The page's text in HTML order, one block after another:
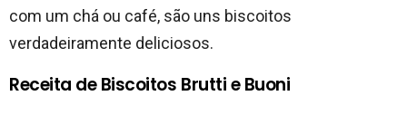
com um chá ou café, são uns biscoitos
verdadeiramente deliciosos.
Receita de Biscoitos Brutti e Buoni